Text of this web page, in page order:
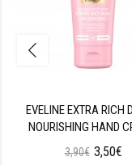
EVELINE EXTRA RICH
NOURISHING HAND
3,90€ 3,50€